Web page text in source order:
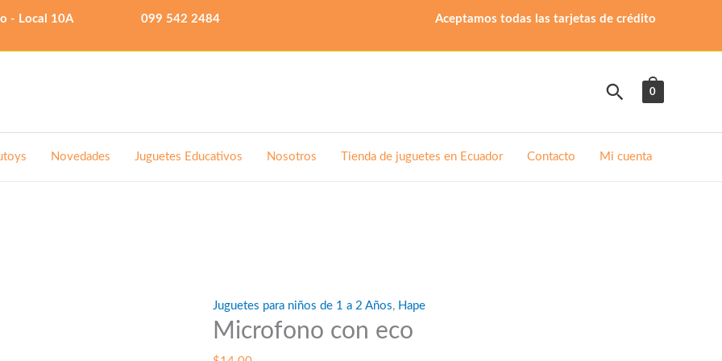
- Local 10A 099 542 2484 Aceptamos todas las tarjetas de crédito
Buscar
0
Novedades Juguetes Educativos Nosotros Tienda de juguetes en Ecuador Contacto Mi cuenta
Juguetes para niños de 1 a 2 Años, Hape
Microfono con eco